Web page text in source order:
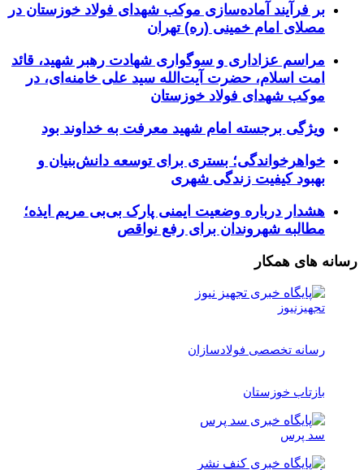
بر فرآیند آماده‌سازی موکب شهدای فولاد خوزستان در
مصلای امام خمینی (ره) تهران
مراسم عزاداری و سوگواری شهادت رهبر شهید، قائد
امت اسلام، حضرت آیت‌الله سید علی خامنه‌ای، در
موکب شهدای فولاد خوزستان
ویژگی برجسته امام شهید معرفت به خداوند بود
خواهرخواندگی؛ بستری برای توسعه دانش‌بنیان و
بهبود کیفیت زندگی شهری
هشدار درباره وضعیت ایمنی پارک بی‌بی مریم ایذه؛
مطالبه شهروندان برای رفع نواقص
رسانه های همکار
تجهیزنیوز
رسانه تخصصی فولادسازان
بازتاب خوزستان
سد پرس